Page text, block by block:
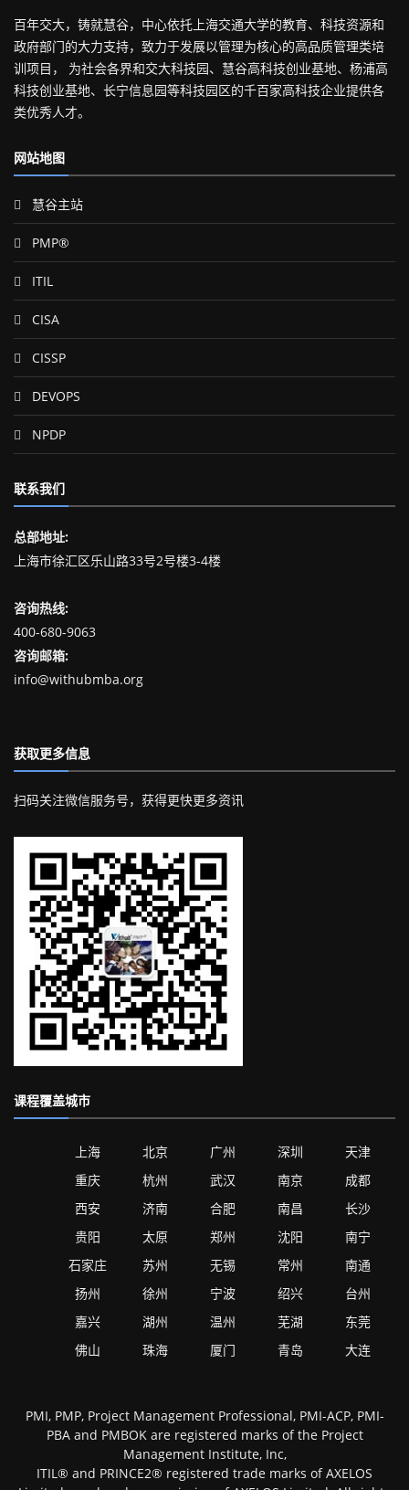
百年交大，铸就慧谷，中心依托上海交通大学的教育、科技资源和
政府部门的大力支持，致力于发展以管理为核心的高品质管理类培
训项目， 为社会各界和交大科技园、慧谷高科技创业基地、杨浦高
科技创业基地、长宁信息园等科技园区的千百家高科技企业提供各
类优秀人才。
网站地图
慧谷主站
PMP®
ITIL
CISA
CISSP
DEVOPS
NPDP
联系我们
总部地址:
上海市徐汇区乐山路33号2号楼3-4楼
咨询热线:
400-680-9063
咨询邮箱:
info@withubmba.org
获取更多信息
扫码关注微信服务号，获得更快更多资讯
课程覆盖城市
上海 北京 广州 深圳
天津
重庆
杭州 武汉 南京
成都
西安
济南 合肥 南昌
长沙
贵阳
太原 郑州 沈阳
南宁
石家庄
苏州 无锡 常州
南通
扬州
徐州 宁波 绍兴
台州
嘉兴
湖州 温州 芜湖
东莞
佛山
珠海 厦门 青岛 大连
PMI, PMP, Project Management Professional, PMI-ACP, PMI-
PBA and PMBOK are registered marks of the Project
Management Institute, Inc,
ITIL® and PRINCE2® registered trade marks of AXELOS